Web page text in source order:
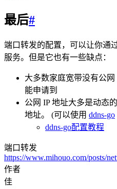
最后#
端口转发的配置，可以让你通
服务。但是它也有一些缺点：
大多数家庭宽带没有公
能申请到
公网 IP 地址大多是动态
地址。 (可以使用 ddns-go
ddns-go配置教程
端口转发
https://www.mihouo.com/posts/
作者
佳